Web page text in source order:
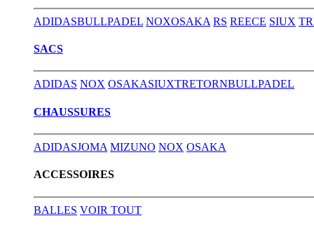
ADIDASBULLPADEL NOXOSAKA RS REECE SIUX
SACS
ADIDAS NOX OSAKASIUXTRETORNBULLPADEL
CHAUSSURES
ADIDASJOMA MIZUNO NOX OSAKA
ACCESSOIRES
BALLES VOIR TOUT